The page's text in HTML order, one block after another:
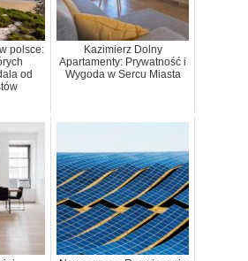
polsce:
od
Kazimierz Dolny
Apartamenty: Prywatność i
Wygoda w Sercu Miasta